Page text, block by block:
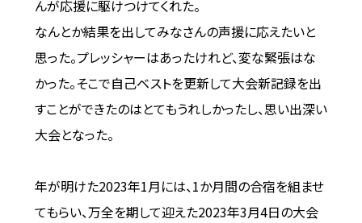
んが応援に駆けつけてくれた。
なんとか結果を出してみなさんの声援に応えたいと
思った。プレッシャーはあったけれど、変な緊張はな
かった。そこで自己ベストを更新して大会新記録を出
すことができたのはとてもうれしかったし、思い出深い
大会となった。
年が明けた2023年1月には、1か月間の合宿を組ませ
てもらい、万全を期して迎えた2023年3月4日の大会